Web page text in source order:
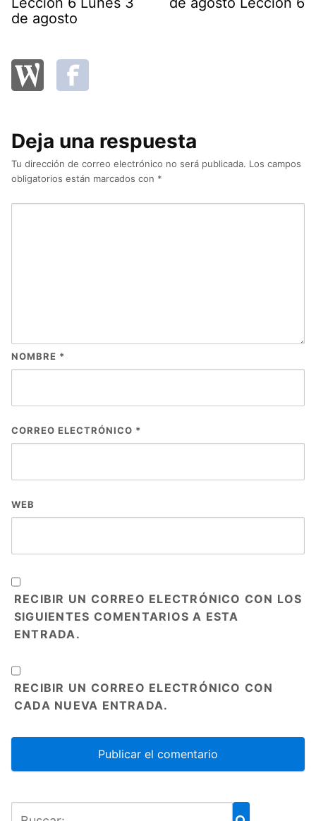
de agosto
Deja una respuesta
Tu dirección de correo electrónico no será publicada. Los campos
obligatorios están marcados con *
NOMBRE *
CORREO ELECTRÓNICO *
WEB
RECIBIR UN CORREO ELECTRÓNICO CON LOS
SIGUIENTES COMENTARIOS A ESTA
ENTRADA.
RECIBIR UN CORREO ELECTRÓNICO CON
CADA NUEVA ENTRADA.